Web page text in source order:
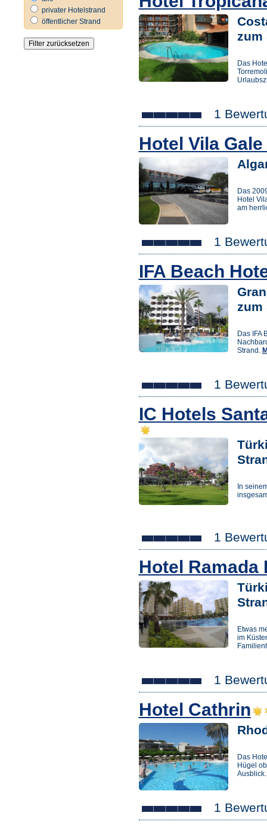
privater Hotelstrand
öffentlicher Strand
zum
Das
1
Hotel Vila
Das
Hotel
am
1
IFA Beach
zum
Das IFA
Strand.
1
IC Hotels
In
1
Hotel Ramada
Etwas
im
1
Hotel Cathrin
Das
Hügel
Ausblick.
1